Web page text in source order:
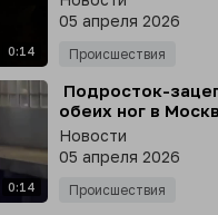
0:14
05 апреля 2026
Происшествия
0:14
Подросток-
обеих ног в
Новости
05 апреля 2026
Происшествия